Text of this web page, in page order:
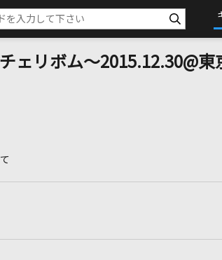
ェリボム～2015.12.30@東